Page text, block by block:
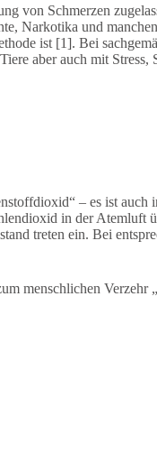
von Schmerzen
Narkotika und
ist [1]. Bei
aber auch mit Stress,
– es ist auch
in der Atemluft
treten ein. Bei
menschlichen Verzehr